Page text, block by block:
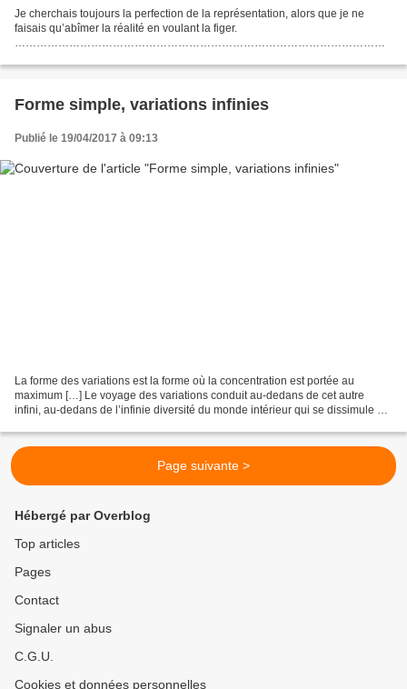
Je cherchais toujours la perfection de la représentation, alors que je ne
faisais qu’abîmer la réalité en voulant la figer.
…………………………………………………………………………………………
………………………………. Reproduisez...
Forme simple, variations infinies
Publié le 19/04/2017 à 09:13
La forme des variations est la forme où la concentration est portée au
maximum […] Le voyage des variations conduit au-dedans de cet autre
infini, au-dedans de l’infinie diversité du monde intérieur qui se dissimule en
Page suivante >
Hébergé par Overblog
Top articles
Pages
Contact
Signaler un abus
C.G.U.
Cookies et données personnelles